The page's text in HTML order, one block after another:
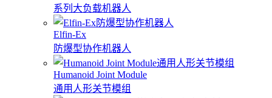
系列大负载机器人
Elfin-Ex
防爆型协作机器人
Humanoid Joint Module
通用人形关节模组